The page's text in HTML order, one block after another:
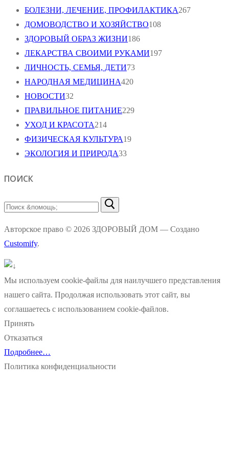
БОЛЕЗНИ, ЛЕЧЕНИЕ, ПРОФИЛАКТИКА267
ДОМОВОДСТВО И ХОЗЯЙСТВО108
ЗДОРОВЫЙ ОБРАЗ ЖИЗНИ186
ЛЕКАРСТВА СВОИМИ РУКАМИ197
ЛИЧНОСТЬ, СЕМЬЯ, ДЕТИ73
НАРОДНАЯ МЕДИЦИНА420
НОВОСТИ32
ПРАВИЛЬНОЕ ПИТАНИЕ229
УХОД И КРАСОТА214
ФИЗИЧЕСКАЯ КУЛЬТУРА19
ЭКОЛОГИЯ И ПРИРОДА33
ПОИСК
Найти:
Авторское право © 2026 ЗДОРОВЫЙ ДОМ — Создано
Customify.
Мы используем cookie-файлы для наилучшего представления
нашего сайта. Продолжая использовать этот сайт, вы
соглашаетесь с использованием cookie-файлов.
Принять
Отказаться
Подробнее…
Политика конфиденциальности